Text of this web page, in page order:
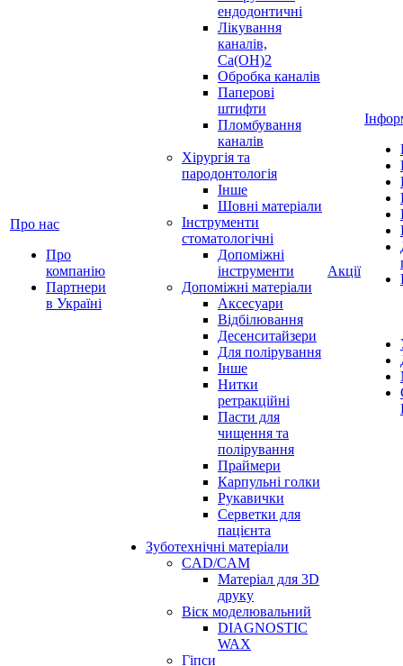
Про нас
Про
компанію
Партнери
в Україні
ендодонтичні
Лікування
каналів,
Ca(OH)2
Обробка каналів
Паперові
штифти
Пломбування
каналів
Хірургія та
пародонтологія
Інше
Шовні матеріали
Інструменти
стоматологічні
Допоміжні
інструменти
Допоміжні матеріали
Аксесуари
Відбілювання
Десенситайзери
Для полірування
Інше
Нитки
ретракційні
Пасти для
чищення та
полірування
Праймери
Карпульні голки
Рукавички
Серветки для
пацієнта
Зуботехнічні матеріали
CAD/CAM
Матеріал для 3D
друку
Віск моделювальний
DIAGNOSTIC
WAX
Гіпси
Акції